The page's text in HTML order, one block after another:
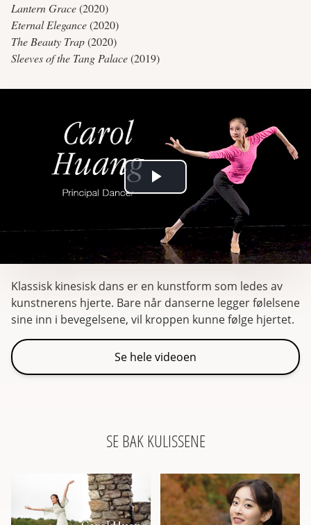
Lantern Grace(2020)
Eternal Elegance(2020)
The Beauty Trap(2020)
Sleeves of the Tang Palace(2019)
Play
Video
Klassisk kinesisk dans er en kunstform som ledes av
kunstnerens hjerte. Bare når danserne legger følelsene
sine inn i bevegelsene, vil kroppen kunne følge hjertet.
Se hele videoen
SE BAK KULISSENE